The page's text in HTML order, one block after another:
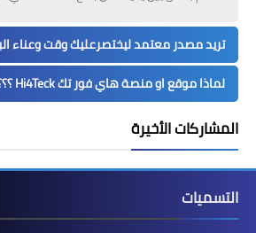
تريد مصدر معتمد ليختصرعليك وقت وعناء
لماذا موقع او منصة هاي فور تك Hi4Teck ؟؟؟
المشاركات الأخيرة
التسميات